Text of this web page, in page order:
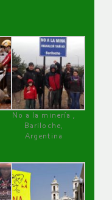
No a la minería ,
Bariloche,
Argentina